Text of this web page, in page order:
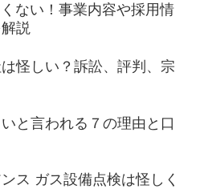
ない！事業内容や採用情
説
怪しい？訴訟、評判、宗
と言われる７の理由と口
ス ガス設備点検は怪しく